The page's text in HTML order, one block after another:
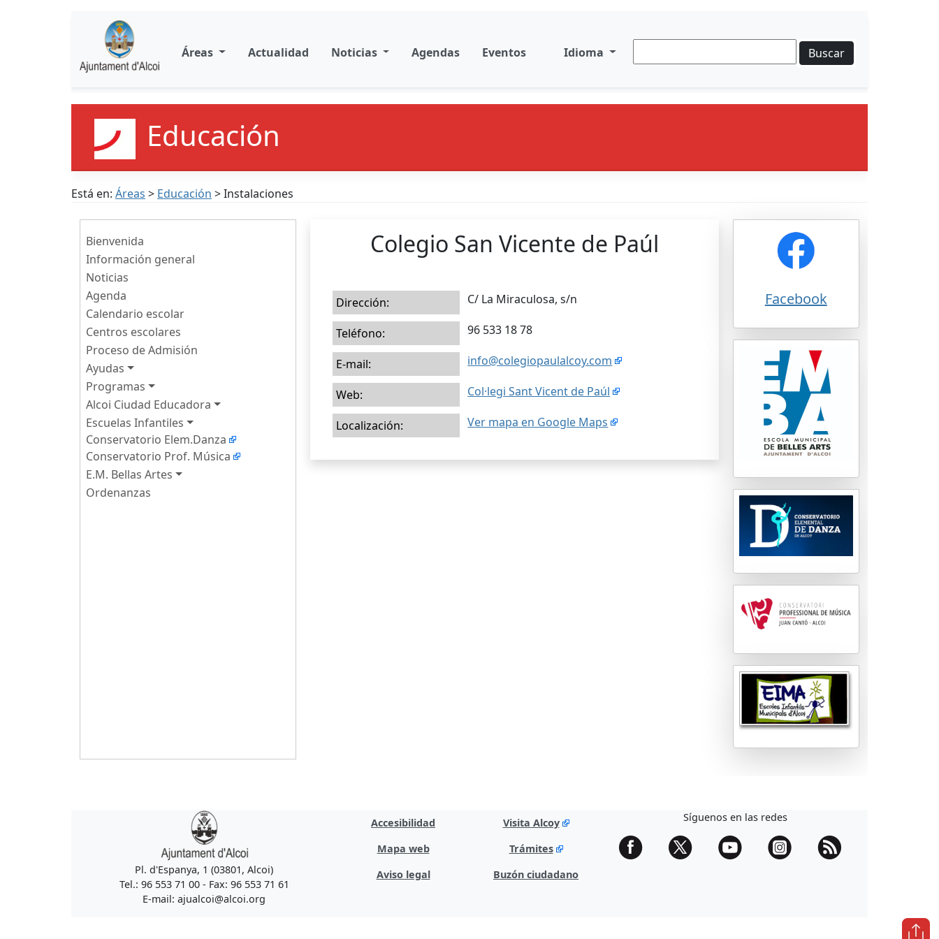
Áreas Actualidad Noticias Agendas Eventos Idioma Buscar
Educación
Está en: Áreas > Educación > Instalaciones
Bienvenida
Información general
Noticias
Agenda
Calendario escolar
Centros escolares
Proceso de Admisión
Ayudas
Programas
Alcoi Ciudad Educadora
Escuelas Infantiles
Conservatorio Elem.Danza
Conservatorio Prof. Música
E.M. Bellas Artes
Ordenanzas
Colegio San Vicente de Paúl
Dirección: C/ La Miraculosa, s/n
Teléfono: 96 533 18 78
E-mail: info@colegiopaulalcoy.com
Web: Col·legi Sant Vicent de Paúl
Localización: Ver mapa en Google Maps
Facebook
Pl. d'Espanya, 1 (03801, Alcoi)
Tel.: 96 553 71 00 - Fax: 96 553 71 61
E-mail: ajualcoi@alcoi.org
Accesibilidad
Mapa web
Aviso legal
Visita Alcoy
Trámites
Buzón ciudadano
Síguenos en las redes